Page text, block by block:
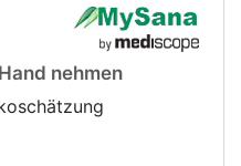
nehmen